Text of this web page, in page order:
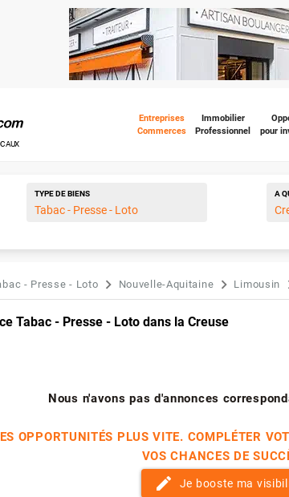
Entreprises
Commerces
Immobilier
Professionnel
pour
TYPE DE BIENS A
- Presse - Loto Nouvelle-Aquitaine Limousin
Tabac - Presse - Loto dans la Creuse
Nous n'avons pas d'annonces
OPPORTUNITÉS PLUS VITE. COMPLÉTER
VOS CHANCES DE
edit Je booste ma